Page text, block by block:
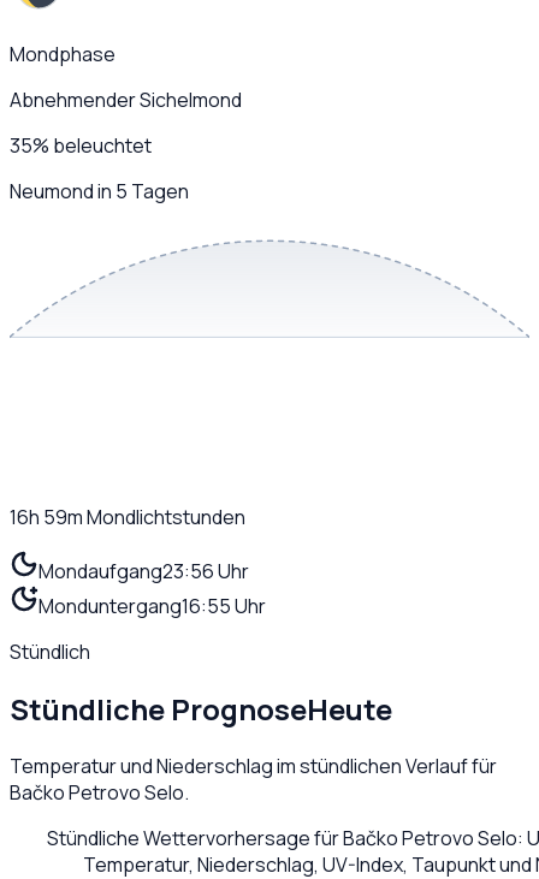
Mondphase
Abnehmender Sichelmond
35% beleuchtet
Neumond in 5 Tagen
16h 59mMondlichtstunden
Mondaufgang23:56 Uhr
Monduntergang16:55 Uhr
Stündlich
Stündliche PrognoseHeute
Temperatur und Niederschlag im stündlichen Verlauf für
Bačko Petrovo Selo.
Stündliche Wettervorhersage fürBačko Petrovo Selo:
Temperatur, Niederschlag, UV-Index, Taupunkt